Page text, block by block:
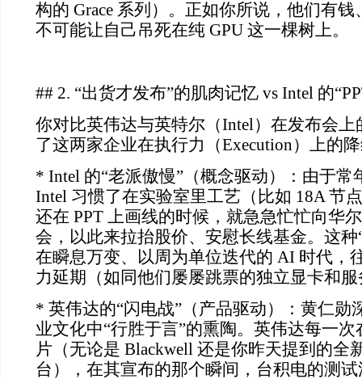
构的 Grace 系列）。正如你所说，他们有钱
不可能让自己吊死在纯 GPU 这一棵树上。
## 2. “出货才发布”的肌肉记忆 vs Intel 的“
你对比英伟达与英特尔（Intel ）在发布会
了这两家企业在执行力（Execution ）上的
* Intel 的“老派傲慢”（概念驱动）：由于常
Intel 习惯了在实验室里工艺（比如 18A 节
还在 PPT
上画线的时候，就急急忙忙向华
会，以此来拉抬股价、安慰长线基金。这种
在瞬息万变、以周为单位迭代的 AI 时代，
力延期（如同他们屡屡跳票的独立显卡和
* 英伟达的“闪电战”（产品驱动）：黄仁勋
业文化中“行胜于言”的熏陶。英伟达每一
片（无论是 Blackwell 还是你昨天提到的全
台），在其宣布的那个瞬间，台积电的测